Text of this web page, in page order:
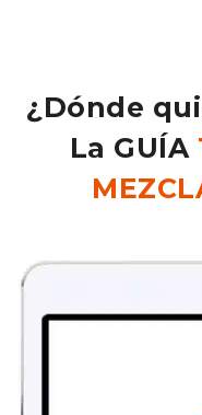
¿Dónde
La GUÍA